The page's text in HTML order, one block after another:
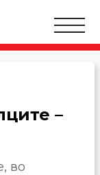
–
во